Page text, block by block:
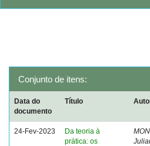
Conjunto de itens:
Data do
documento
Título
24-Fev-2023
Da teoria à
prática: os